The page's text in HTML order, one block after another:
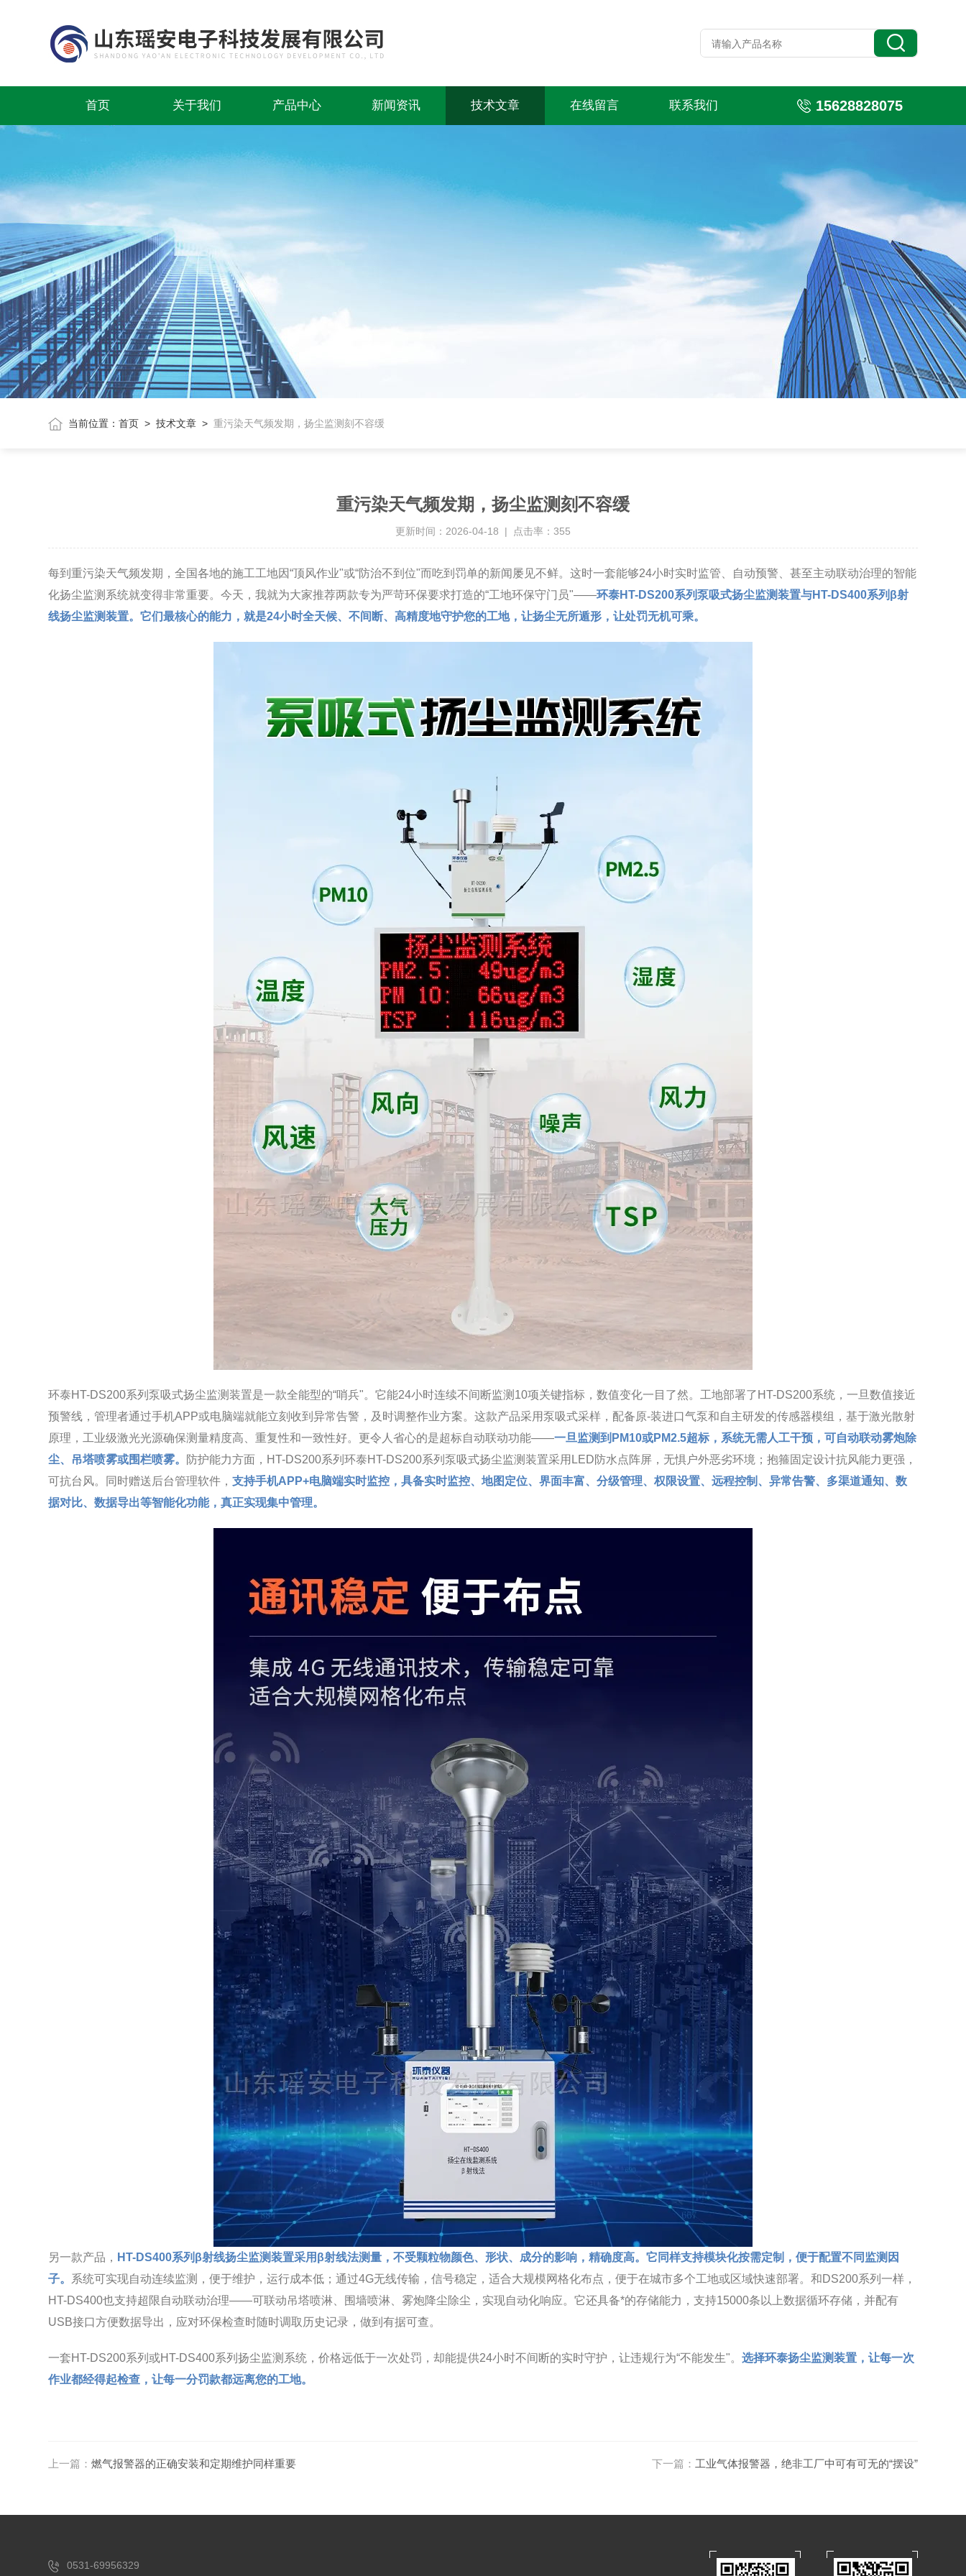
首页 关于我们 产品中心 新闻资讯 技术文章 在线留言 联系我们 15628828075
当前位置：首页 >技术文章 >重污染天气频发期，扬尘监测刻不容缓
重污染天气频发期，扬尘监测刻不容缓
更新时间：2026-04-18 | 点击率：355
每到重污染天气频发期，全国各地的施工工地因“顶风作业"或“防治不到位"而吃到罚单的新闻屡见不鲜。这时一套能够24小时实时监管、自动预警、甚至主动联动治理的智能
化扬尘监测系统就变得非常重要。今天，我就为大家推荐两款专为严苛环保要求打造的“工地环保守门员"——环泰HT-DS200系列泵吸式扬尘监测装置与HT-DS400系列β射
线扬尘监测装置。它们最核心的能力，就是24小时全天候、不间断、高精度地守护您的工地，让扬尘无所遁形，让处罚无机可乘。
环泰HT-DS200系列泵吸式扬尘监测装置是一款全能型的“哨兵"。它能24小时连续不间断监测10项关键指标，数值变化一目了然。工地部署了HT-DS200系统，一旦数值接近
预警线，管理者通过手机APP或电脑端就能立刻收到异常告警，及时调整作业方案。这款产品采用泵吸式采样，配备原-装进口气泵和自主研发的传感器模组，基于激光散射
原理，工业级激光光源确保测量精度高、重复性和一致性好。更令人省心的是超标自动联动功能——一旦监测到PM10或PM2.5超标，系统无需人工干预，可自动联动雾炮除
尘、吊塔喷雾或围栏喷雾。
防护能力方面，HT-DS200系列环泰HT-DS200系列泵吸式扬尘监测装置采用LED防水点阵屏，无惧户外恶劣环境；抱箍固定设计抗风能力更强，
可抗台风。同时赠送后台管理软件，支持手机APP+电脑端实时监控，具备实时监控、地图定位、界面丰富、分级管理、权限设置、远程控制、异常告警、多渠道通知、数
据对比、数据导出等智能化功能，真正实现集中管理。
另一款产品， HT-DS400系列β射线扬尘监测装置采用β射线法测量，不受颗粒物颜色、形状、成分的影响，精确度高。它同样支持模块化按需定制，便于配置不同监测因
子。 系统可实现自动连续监测，便于维护，运行成本低；通过4G无线传输，信号稳定，适合大规模网格化布点，便于在城市多个工地或区域快速部署。和DS200系列一样，
HT-DS400也支持超限自动联动治理——可联动吊塔喷淋、围墙喷淋、雾炮降尘除尘，实现自动化响应。它还具备*的存储能力，支持15000条以上数据循环存储，并配有
USB接口方便数据导出，应对环保检查时随时调取历史记录，做到有据可查。
一套HT-DS200系列或HT-DS400系列扬尘监测系统，价格远低于一次处罚，却能提供24小时不间断的实时守护，让违规行为“不能发生"。选择环泰扬尘监测装置，让每一次
作业都经得起检查，让每一分罚款都远离您的工地。
上一篇：燃气报警器的正确安装和定期维护同样重要 下一篇： 工业气体报警器，绝非工厂中可有可无的“摆设”
0531-69956329